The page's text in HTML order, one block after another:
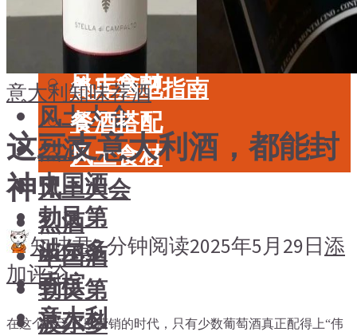
餐厅酒吧指南
餐酒搭配
风土食材
风土大会
烈酒
中国酒
勃艮第
波尔多
香槟
意大利
品鉴专栏
美食
餐厅酒吧指南
餐酒搭配
风土食材
风土大会
烈酒
中国酒
勃艮第
波尔多
意大利知味荐酒
这三支意大利酒，都能封
神！
知味君2 分钟阅读2025年5月29日添
加评论
在这个不乏过度营销的时代， 只有少数葡萄酒真正配得上“伟